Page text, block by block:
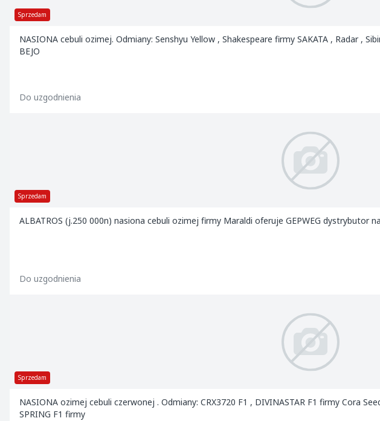
Sprzedam
NASIONA cebuli ozimej. Odmiany: Senshyu Yellow , Shakespeare firmy SAKATA , Radar ,
BEJO
Do uzgodnienia
Sprzedam
ALBATROS (j.250 000n) nasiona cebuli ozimej firmy Maraldi oferuje GEPWEG dystrybutor
Do uzgodnienia
Sprzedam
NASIONA ozimej cebuli czerwonej . Odmiany: CRX3720 F1 , DIVINASTAR F1 firmy Cora
SPRING F1 firmy